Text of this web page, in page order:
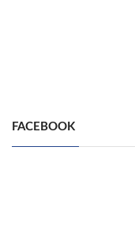
FACEBOOK